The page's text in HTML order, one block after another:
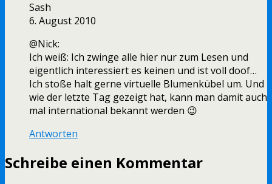
Sash
6. August 2010
@Nick:
Ich weiß: Ich zwinge alle hier nur zum Lesen und
eigentlich interessiert es keinen und ist voll doof…
Ich stoße halt gerne virtuelle Blumenkübel um. Und
wie der letzte Tag gezeigt hat, kann man damit auch
mal international bekannt werden 😉
Antworten
Schreibe einen Kommentar